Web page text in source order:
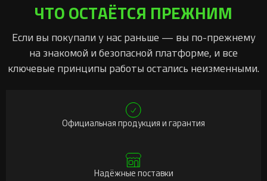
ЧТО ОСТАЁТСЯ ПРЕЖНИМ
Если вы покупали у нас раньше — вы по-прежнему
на знакомой и безопасной платформе, и все
ключевые принципы работы остались неизменными.
Официальная продукция и гарантия
Надёжные поставки